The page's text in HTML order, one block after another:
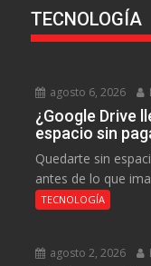
TECNOLOGÍA
agosto 6, 2026
¿Google Drive
espacio sin
Quedarte sin
antes de lo que
TECNOLOGÍA
agosto 2, 2026